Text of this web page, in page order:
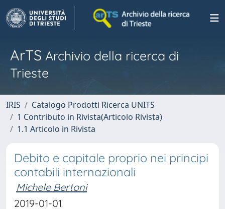
ArTS Archivio della ricerca di
Trieste
IRIS
Catalogo Prodotti Ricerca UNITS
1 Contributo in Rivista(Articolo Rivista)
1.1 Articolo in Rivista
Debito e capitale proprio nei principi
contabili internazionali
Michele Bertoni
2019-01-01